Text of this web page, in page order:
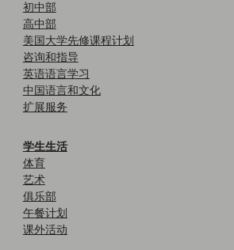
初中部
高中部
美国大学先修课程计划
咨询和指导
英语语言学习
中国语言和文化
扩展服务
学生生活
体育
艺术
俱乐部
午餐计划
课外活动